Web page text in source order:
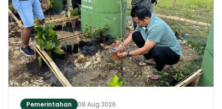
Pemerintahan 08 Aug 2026